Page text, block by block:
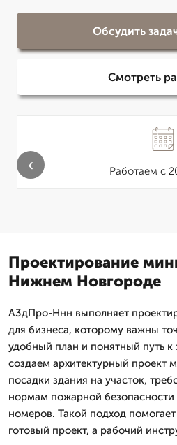
Обсудить
Смотреть
Работаем с
‹
Проектирование
Нижнем Новгороде
А3дПро-Ннн выполняет
для бизнеса, которому важны
удобный план и понятный путь к
создаем архитектурный проект
посадки здания на участок,
нормам пожарной безопасности
номеров. Такой подход
готовый проект, а рабочий